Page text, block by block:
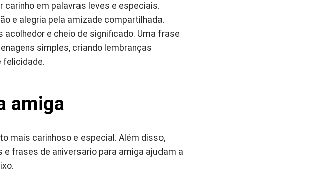
em palavras leves e especiais.
e alegria pela amizade compartilhada.
e cheio de significado. Uma frase
simples, criando lembranças
felicidade.
amiga
mais carinhoso e especial. Além disso,
frases de aniversario para amiga ajudam a